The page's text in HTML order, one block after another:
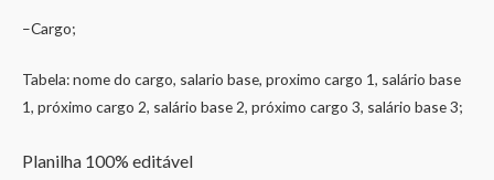
–Cargo;
Tabela: nome do cargo, salario base, proximo cargo 1, salário base
1, próximo cargo 2, salário base 2, próximo cargo 3, salário base 3;
Planilha 100% editável